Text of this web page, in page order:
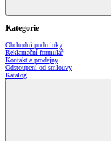
Kategorie
Obchodní podmínky
Reklamační formulář
Kontakt a prodejny
Odstoupení od smlouvy
Katalog